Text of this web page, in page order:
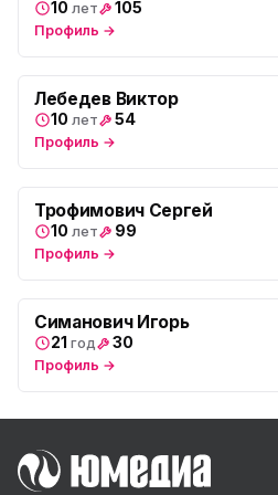
10 лет 105
Профиль →
Лебедев Виктор
10 лет 54
Профиль →
Трофимович Сергей
10 лет 99
Профиль →
Симанович Игорь
21 год 30
Профиль →